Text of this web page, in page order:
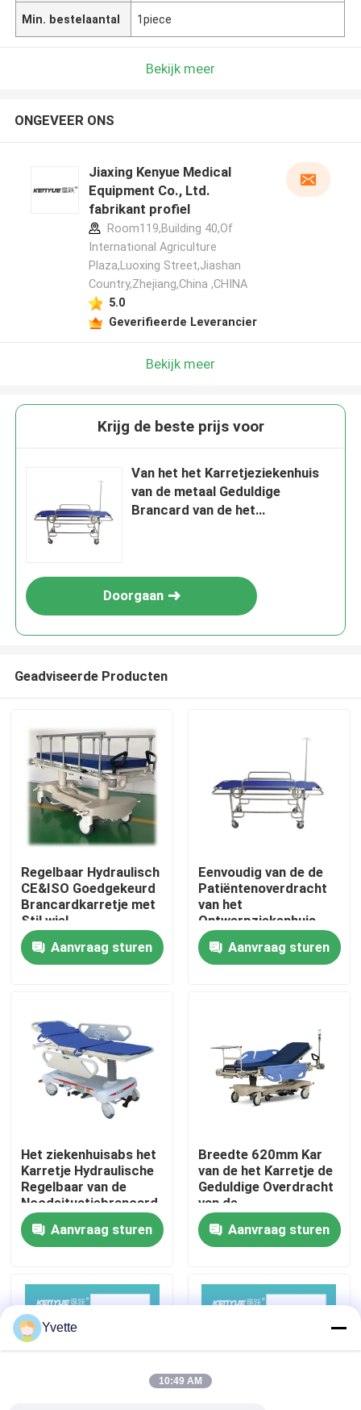
Huis
Over ons
Fabriekstocht
Kwaliteitscontrole
Neem contact met ons op
Nieuws
Gevallen
het bed van de het ziekenhuislevering
Min. bestelaantal 1piece
Bekijk meer
ONGEVEER ONS
Jiaxing Kenyue Medical
Equipment Co., Ltd.
fabrikant profiel
Room119,Building 40,Of
International Agriculture
Plaza,Luoxing Street,Jiashan
Country,Zhejiang,China ,CHINA
5.0
Geverifieerde Leverancier
Bekijk meer
Krijg de beste prijs voor
Van het het Karretjeziekenhuis
van de metaal Geduldige
Brancard van de het
Doorgaan
Geadviseerde Producten
Regelbaar Hydraulisch
CE&ISO Goedgekeurd
Brancardkarretje met
Stil wiel
Aanvraag sturen
Eenvoudig van de de
Patiëntenoverdracht
van het
Ontwerpziekenhuis
van het het
Karretjealuminium de
Legeringsmateriaal
Aanvraag sturen
Het ziekenhuisabs het
Karretje Hydraulische
Regelbaar van de
Noodsituatiebrancard
voor Geduldige
Overdracht
Aanvraag sturen
Breedte 620mm Kar
van de het Karretje de
Geduldige Overdracht
van de
Noodsituatiebrancard
Multi - Functioneel
Noodsituatie Medisch
Aanvraag sturen
Yvette
10:49 AM